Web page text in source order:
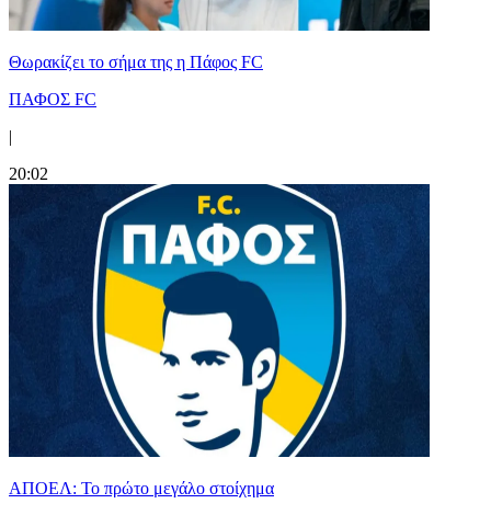
Θωρακίζει το σήμα της η Πάφος FC
ΠΑΦΟΣ FC
|
20:02
ΑΠΟΕΛ: Το πρώτο μεγάλο στοίχημα